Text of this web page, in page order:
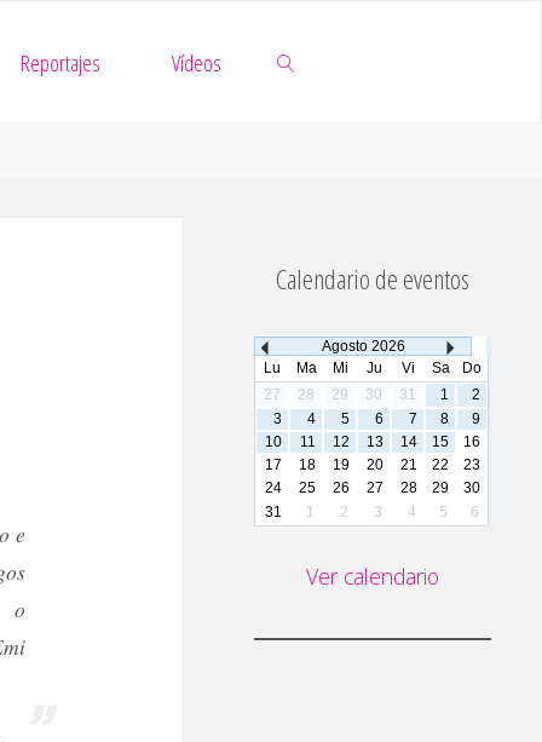
Reportajes Vídeos
e
o
Calendario de eventos
Agosto 2026
Lu
Ma Mi Ju Vi Sa
Do
27
28 29 30 31 1
2
3
4 5 6 7 8
9
10
11 12 13 14 15
16
17
18 19 20 21 22
23
24
25 26 27 28 29
30
31
1 2 3 4 5 6
Ver calendario